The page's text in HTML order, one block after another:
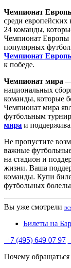
Чемпионат
среди
24 команды,
Чемпионат Европы
популярных
Чемпионат
к победе.
Чемпионат мира —
национальных
команды, которые
Чемпионат мира
футбольным
мира и
Не пропустите
важные
на стадион и
жизни. Ваша
команды. Купи
футбольных
Вы уже смотрели
Билеты на
+7 (495) 649 07 97
Почему